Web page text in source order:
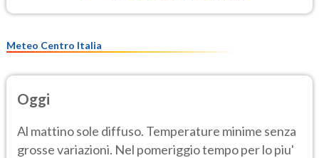
Meteo Centro Italia
Oggi
Al mattino sole diffuso. Temperature minime senza
grosse variazioni. Nel pomeriggio tempo per lo piu'